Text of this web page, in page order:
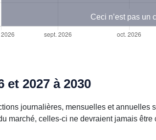
Ceci n’est pas un
2027 à 2030
journalières, mensuelles et annuelles
marché, celles-ci ne devraient jamais